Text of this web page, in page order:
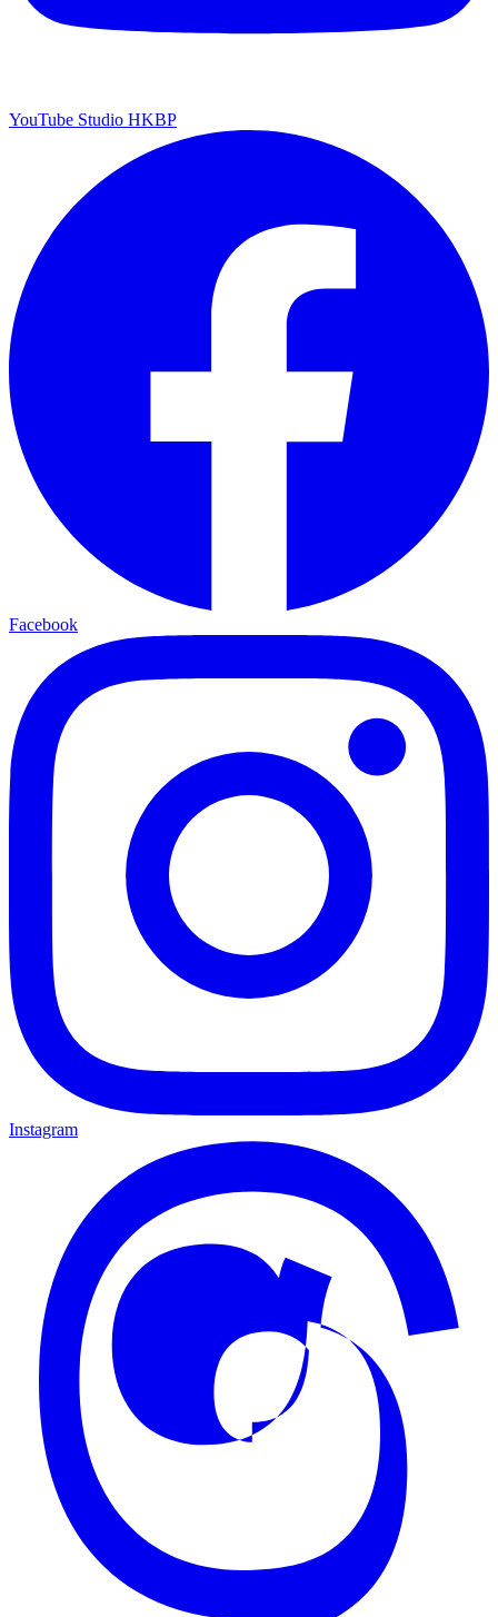
YouTube Studio HKBP
Facebook
Instagram